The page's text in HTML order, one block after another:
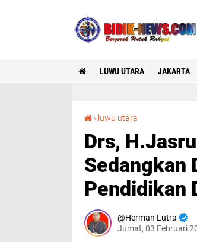
LUWU UTARA JAKARTA
› luwu utara
Drs,
Sedangkan
Pendidikan
Herman Lutra
Jumat, 03 Februari